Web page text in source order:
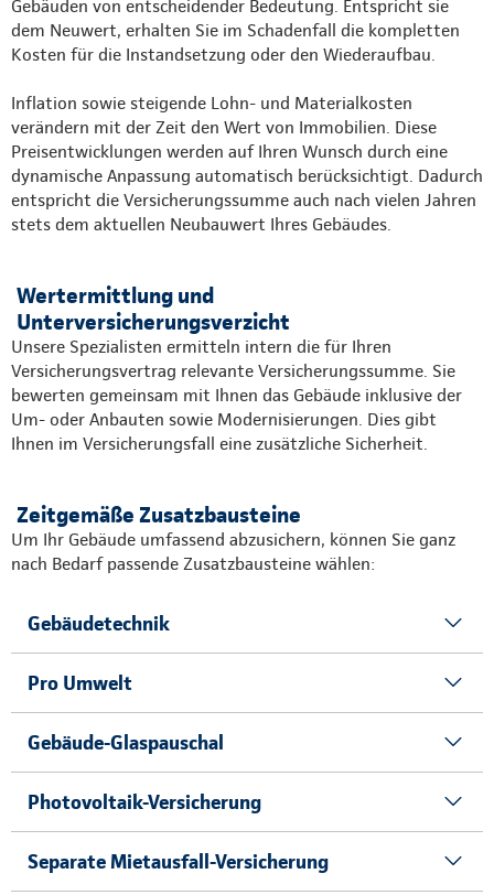
Gebäuden von entscheidender Bedeutung. Entspricht sie
dem Neuwert, erhalten Sie im Schadenfall die kompletten
Kosten für die Instandsetzung oder den Wiederaufbau.
Inflation sowie steigende Lohn- und Materialkosten
verändern mit der Zeit den Wert von Immobilien. Diese
Preisentwicklungen werden auf Ihren Wunsch durch eine
dynamische Anpassung automatisch berücksichtigt. Dadurch
entspricht die Versicherungssumme auch nach vielen Jahren
stets dem aktuellen Neubauwert Ihres Gebäudes.
Wertermittlung und
Unterversicherungsverzicht
Unsere Spezialisten ermitteln intern die für Ihren
Versicherungsvertrag relevante Versicherungssumme. Sie
bewerten gemeinsam mit Ihnen das Gebäude inklusive der
Um- oder Anbauten sowie Modernisierungen. Dies gibt
Ihnen im Versicherungsfall eine zusätzliche Sicherheit.
Zeitgemäße Zusatzbausteine
Um Ihr Gebäude umfassend abzusichern, können Sie ganz
nach Bedarf passende Zusatzbausteine wählen:
Gebäudetechnik
Pro Umwelt
Gebäude-Glaspauschal
Photovoltaik-Versicherung
Separate Mietausfall-Versicherung